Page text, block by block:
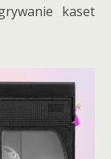
kaset